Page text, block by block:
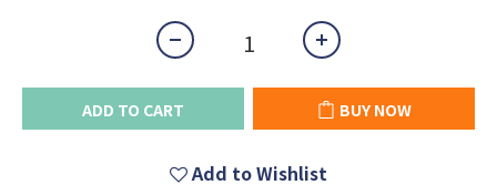
ADD TO CART BUY NOW
Add to Wishlist